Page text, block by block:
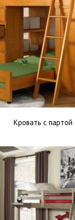
Кровать с партой